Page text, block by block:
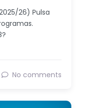
26) Pulsa
No comments